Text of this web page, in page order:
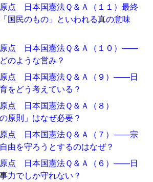
点 日本国憲法Ｑ＆Ａ（１１）最終
民のもの」といわれる真の意味
原点 日本国憲法Ｑ＆Ａ（１０）――
のような営み？
点 日本国憲法Ｑ＆Ａ（９）――日
をどう考えている？
点 日本国憲法Ｑ＆Ａ（８）
則」はなぜ必要？
原点 日本国憲法Ｑ＆Ａ（７）――宗
由を守ろうとするのはなぜ？
点 日本国憲法Ｑ＆Ａ（６）――日
力でしか守れない？